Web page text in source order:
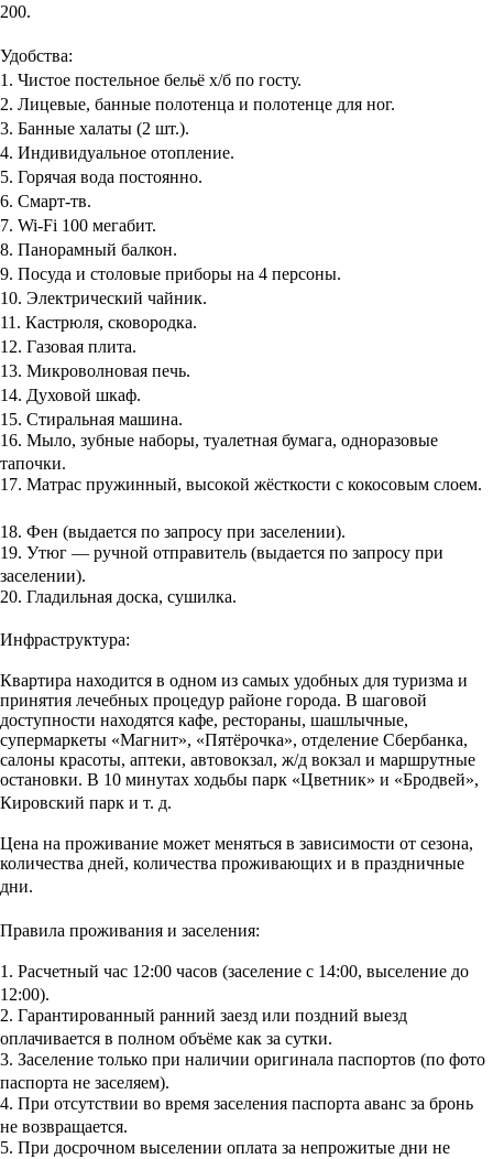
200.
Удобства:
1. Чистое постельное бельё х/б по госту.
2. Лицевые, банные полотенца и полотенце для ног.
3. Банные халаты (2 шт.).
4. Индивидуальное отопление.
5. Горячая вода постоянно.
6. Смарт-тв.
7. Wi-Fi 100 мегабит.
8. Панорамный балкон.
9. Посуда и столовые приборы на 4 персоны.
10. Электрический чайник.
11. Кастрюля, сковородка.
12. Газовая плита.
13. Микроволновая печь.
14. Духовой шкаф.
15. Стиральная машина.
16. Мыло, зубные наборы, туалетная бумага, одноразовые
тапочки.
17. Матрас пружинный, высокой жёсткости с кокосовым слоем.
18. Фен (выдается по запросу при заселении).
19. Утюг — ручной отправитель (выдается по запросу при
заселении).
20. Гладильная доска, сушилка.
Инфраструктура:
Квартира находится в одном из самых удобных для туризма и
принятия лечебных процедур районе города. В шаговой
доступности находятся кафе, рестораны, шашлычные,
супермаркеты «Магнит», «Пятёрочка», отделение Сбербанка,
салоны красоты, аптеки, автовокзал, ж/д вокзал и маршрутные
остановки. В 10 минутах ходьбы парк «Цветник» и «Бродвей»,
Кировский парк и т. д.
Цена на проживание может меняться в зависимости от сезона,
количества дней, количества проживающих и в праздничные
дни.
Правила проживания и заселения:
1. Расчетный час 12:00 часов (заселение с 14:00, выселение до
12:00).
2. Гарантированный ранний заезд или поздний выезд
оплачивается в полном объёме как за сутки.
3. Заселение только при наличии оригинала паспортов (по фото
паспорта не заселяем).
4. При отсутствии во время заселения паспорта аванс за бронь
не возвращается.
5. При досрочном выселении оплата за непрожитые дни не